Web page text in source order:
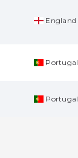
England
Portugal
Portugal